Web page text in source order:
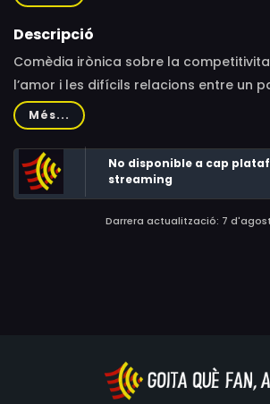
Markovich, Tsipi Gal, Michael Koresh,
Shmuel Shiloh, Albert Iluz, Gad Kaynar,
Descripció
Comèdia irònica sobre la
l’amor i les difícils relacions entre un
dos són excèntrics acadèmics, que
seva vida a l’estudi del Talmud.
Més...
No disponible a cap
streaming
Darrera actualització: 7 d'agost